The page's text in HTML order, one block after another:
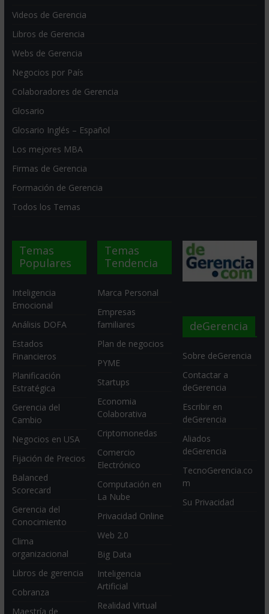
Videos de Gerencia
Libros de Gerencia
Webs de Gerencia
Negocios por País
Colaboradores de Gerencia
Glosario
Glosario Inglés – Español
Los mejores MBA
Firmas de Gerencia
Formación de Gerencia
Todos los Temas
Temas
Populares
Inteligencia
Emocional
Análisis DOFA
Estados
Financieros
Planificación
Estratégica
Gerencia del
Cambio
Negocios en USA
Fijación de Precios
Balanced
Scorecard
Gerencia del
Conocimiento
Clima
organizacional
Libros de gerencia
Cobranza
Maestría de
Temas
Tendencia
Marca Personal
Empresas
familiares
Plan de negocios
PYME
Startups
Economia
Colaborativa
Criptomonedas
Comercio
Electrónico
Computación en
La Nube
Privacidad Online
Web 2.0
Big Data
Inteligencia
Artificial
Realidad Virtual
deGerencia
Sobre deGerencia
Contactar a
deGerencia
Escribir en
deGerencia
Aliados
deGerencia
TecnoGerencia.co
m
Su Privacidad